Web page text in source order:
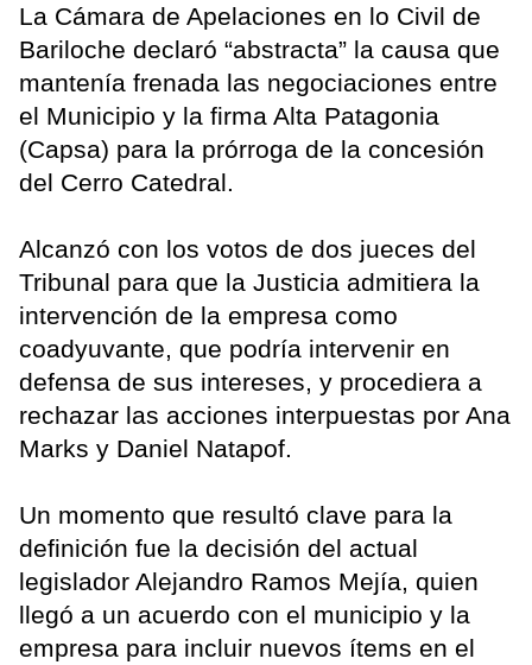
La Cámara de Apelaciones en lo Civil de
Bariloche declaró “abstracta” la causa que
mantenía frenada las negociaciones entre
el Municipio y la firma Alta Patagonia
(Capsa) para la prórroga de la concesión
del Cerro Catedral.
Alcanzó con los votos de dos jueces del
Tribunal para que la Justicia admitiera la
intervención de la empresa como
coadyuvante, que podría intervenir en
defensa de sus intereses, y procediera a
rechazar las acciones interpuestas por Ana
Marks y Daniel Natapof.
Un momento que resultó clave para la
definición fue la decisión del actual
legislador Alejandro Ramos Mejía, quien
llegó a un acuerdo con el municipio y la
empresa para incluir nuevos ítems en el